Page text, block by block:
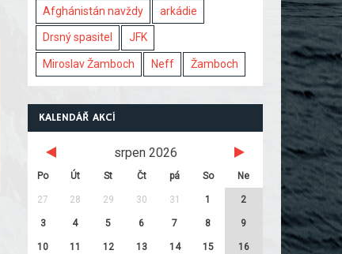
Afghánistán navždy arkádie
Drsný spasitel JFK
Miroslav Žamboch Neff Žamboch
KALENDÁŘ AKCÍ
srpen 2026
Po Út St Čt pá So Ne
27 28 29 30 31 1 2
3 4 5 6 7 8 9
10 11 12 13 14 15 16